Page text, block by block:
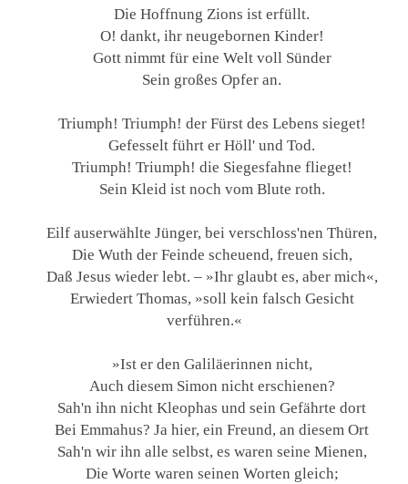
Die Hoffnung Zions ist erfüllt.
O! dankt, ihr neugebornen Kinder!
Gott nimmt für eine Welt voll Sünder
Sein großes Opfer an.
Triumph! Triumph! der Fürst des Lebens sieget!
Gefesselt führt er Höll' und Tod.
Triumph! Triumph! die Siegesfahne flieget!
Sein Kleid ist noch vom Blute roth.
Eilf auserwählte Jünger, bei verschloss'nen Thüren,
Die Wuth der Feinde scheuend, freuen sich,
Daß Jesus wieder lebt. – »Ihr glaubt es, aber mich«,
Erwiedert Thomas, »soll kein falsch Gesicht
verführen.«
»Ist er den Galiläerinnen nicht,
Auch diesem Simon nicht erschienen?
Sah'n ihn nicht Kleophas und sein Gefährte dort
Bei Emmahus? Ja hier, ein Freund, an diesem Ort
Sah'n wir ihn alle selbst, es waren seine Mienen,
Die Worte waren seinen Worten gleich;